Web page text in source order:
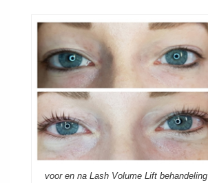
voor en na Lash Volume Lift behandeling